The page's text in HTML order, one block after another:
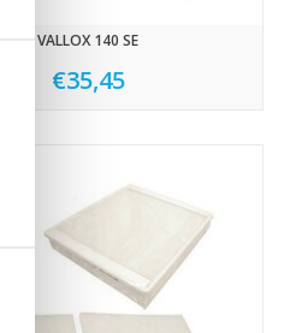
VALLOX 140 SE
€35,45